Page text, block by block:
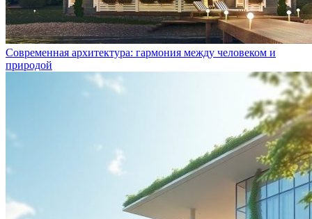
Современная архитектура: гармония между человеком и
природой